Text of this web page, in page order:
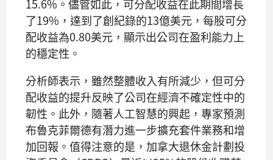
15.6%。儘管如此，可分配收益在此期間增長
了19%，達到了創紀錄的13億美元，每股可分
配收益為0.80美元，顯示出公司在盈利能力上
的穩定性。
分析師表示，雖然整體收入有所減少，但可分
配收益的提升反映了公司在經濟不確定性中的
韌性。此外，隨著人工智慧的興起，專家預測
布魯克菲爾德有潛力進一步擴充套件業務和增
加回報。值得注意的是，加拿大退休金計劃投